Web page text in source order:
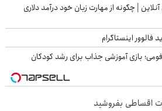
| چگونه از مهارت زبان خود درآمد دلاری
اینستاگرام
بازی آموزشی جذاب برای رشد کودکان
اقساطی بفروشید